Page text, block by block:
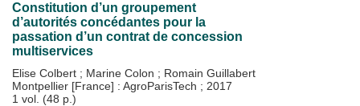
Constitution d’un groupement
d’autorités concédantes pour la
passation d’un contrat de concession
multiservices
Elise Colbert ; Marine Colon ; Romain Guillabert
Montpellier [France] : AgroParisTech ; 2017
1 vol. (48 p.)